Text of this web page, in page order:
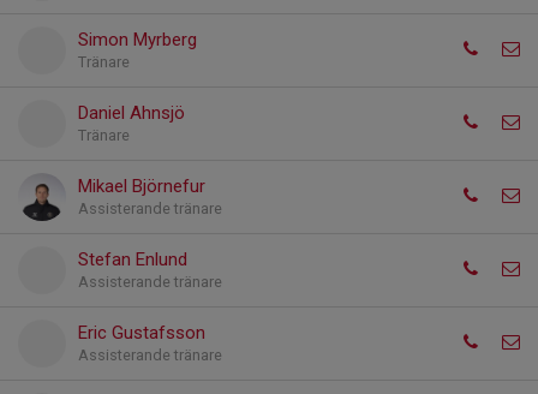
Simon Myrberg
Tränare
Daniel Ahnsjö
Tränare
Mikael Björnefur
Assisterande tränare
Stefan Enlund
Assisterande tränare
Eric Gustafsson
Assisterande tränare